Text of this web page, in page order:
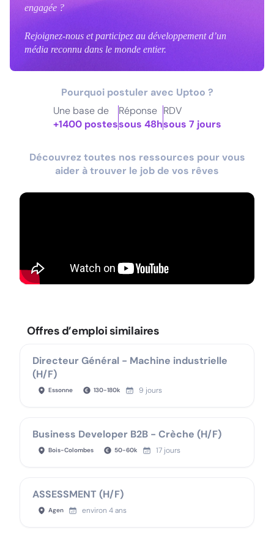
engagée ?
Rejoignez-nous et participez au développement d’un
média reconnu dans le monde entier.
Pourquoi postuler avec Uptoo ?
Une base de
+1400 postes
Réponse
sous 48h
RDV
sous 7 jours
Découvrez toutes nos ressources pour vous
aider à trouver le job de vos rêves
Offres d’emploi similaires
Directeur Général - Machine industrielle
(H/F)
Essonne 130-180k 9 jours
Business Developer B2B - Crèche (H/F)
Bois-Colombes 50-60k 17 jours
ASSESSMENT (H/F)
Agen environ 4 ans